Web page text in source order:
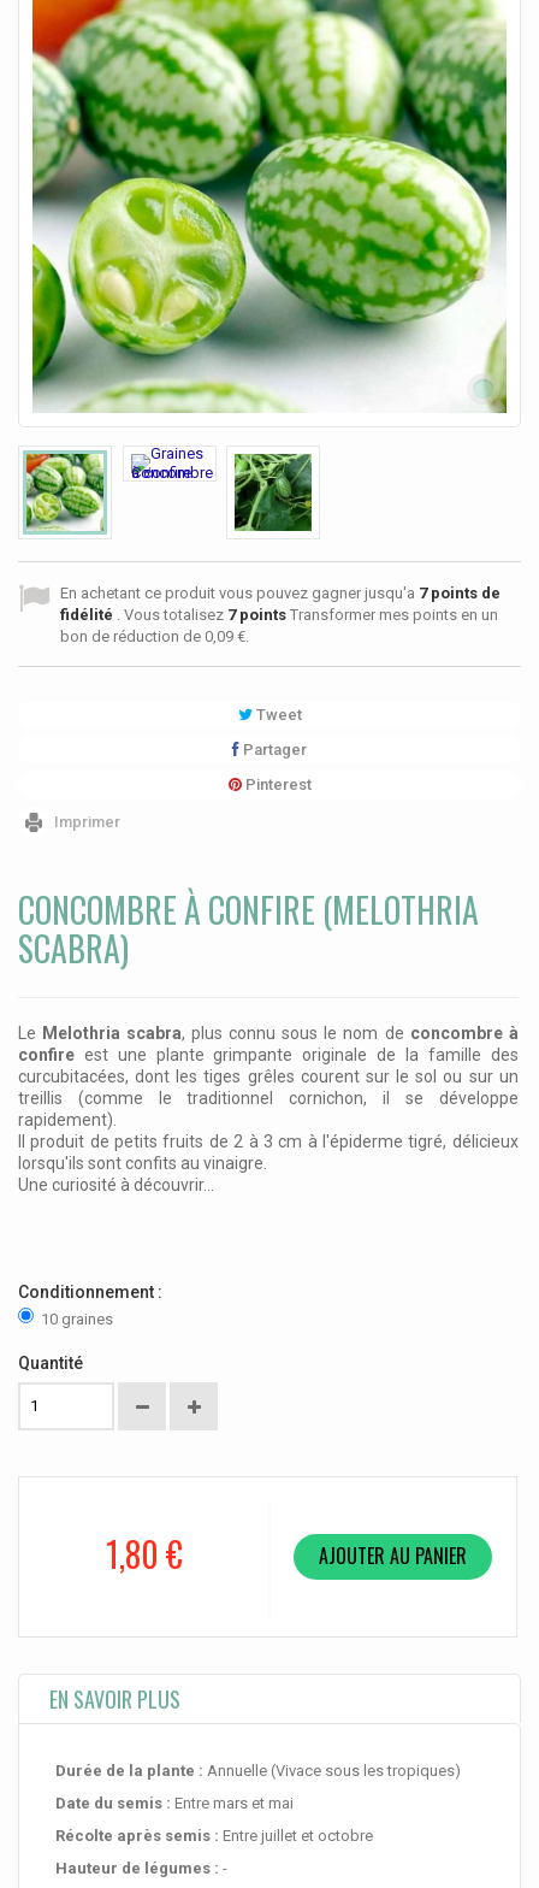
En achetant ce produit vous pouvez gagner jusqu'a 7points de
fidélité . Vous totalisez 7points Transformer mes points en un
bon de réduction de 0,09 €.
Tweet
Partager
Pinterest
Imprimer
CONCOMBRE À CONFIRE (MELOTHRIA
SCABRA)
Le Melothria scabra, plus connu sous le nom de concombre à
confire est une plante grimpante originale de la famille des
curcubitacées, dont les tiges grêles courent sur le sol ou sur un
treillis (comme le traditionnel cornichon, il se développe
rapidement).
Il produit de petits fruits de 2 à 3 cm à l'épiderme tigré, délicieux
lorsqu'ils sont confits au vinaigre.
Une curiosité à découvrir...
Conditionnement :
10 graines
Quantité
1,80 € AJOUTER AU PANIER
EN SAVOIR PLUS
Durée de la plante : Annuelle (Vivace sous les tropiques)
Date du semis : Entre mars et mai
Récolte après semis : Entre juillet et octobre
Hauteur de légumes : -